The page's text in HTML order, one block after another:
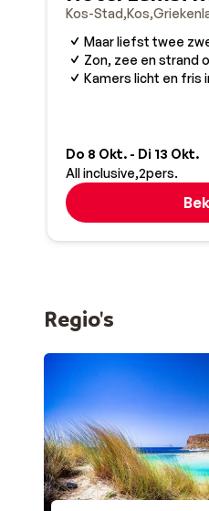
Kos-Stad Kos
Maar liefst twee
Zon, zee en strand
Kamers licht en fris
Do 8 Okt. - Di 13 Okt.
All inclusive 2pers.
Regio's